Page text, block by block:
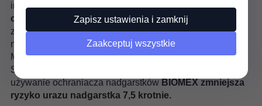
inżynierami i biomechanikami stworzyłainnowacyjny
ochraniacz na nadgarstki BIOMEX. Jego skuteczność
została udowodniona w 4-letnich badaniach
naukowych
prowadzonych wspólnie z Kliniką Gut w St.
Moritz, Centrum Bone and Joint Surgery, Szwajcarskim
Stowarzyszeniem Snowboardu. Badania potwierdziły że
używanie ochraniacza nadgarstków BIOMEX zmniejsza
ryzyko urazu nadgarstka 7,5 krotnie.
Zapisz ustawienia i zamknij
Zaakceptuj wszystkie